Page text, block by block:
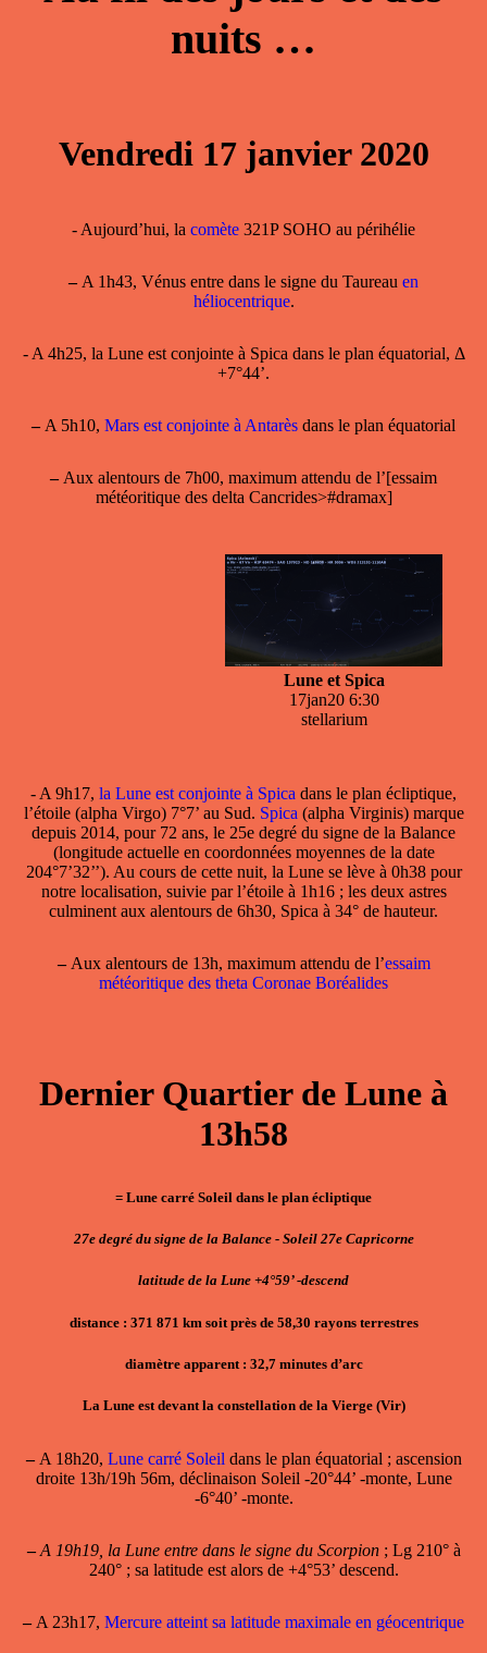
nuits …
Vendredi 17 janvier 2020
- Aujourd’hui, la comète 321P SOHO au périhélie
–A 1h43, Vénus entre dans le signe du Taureau en
héliocentrique.
- A 4h25, la Lune est conjointe à Spica dans le plan équatorial, Δ
+7°44’.
–A 5h10, Mars est conjointe à Antarès dans le plan équatorial
–Aux alentours de 7h00, maximum attendu de l’[essaim
météoritique des delta Cancrides>#dramax]
Lune et Spica
17jan20 6:30
stellarium
- A 9h17, la Lune est conjointe à Spica dans le plan écliptique,
l’étoile (alpha Virgo) 7°7’ au Sud. Spica (alpha Virginis) marque
depuis 2014, pour 72 ans, le 25e degré du signe de la Balance
(longitude actuelle en coordonnées moyennes de la date
204°7’32’’). Au cours de cette nuit, la Lune se lève à 0h38 pour
notre localisation, suivie par l’étoile à 1h16 ; les deux astres
culminent aux alentours de 6h30, Spica à 34° de hauteur.
–Aux alentours de 13h, maximum attendu de l’essaim
météoritique des theta Coronae Boréalides
Dernier Quartier de Lune à
13h58
= Lune carré Soleil dans le plan écliptique
27e degré du signe de la Balance - Soleil 27e Capricorne
latitude de la Lune +4°59’ -descend
distance : 371 871 km soit près de 58,30 rayons terrestres
diamètre apparent : 32,7 minutes d’arc
La Lune est devant la constellation de la Vierge (Vir)
–A 18h20, Lune carré Soleil dans le plan équatorial ; ascension
droite 13h/19h 56m, déclinaison Soleil -20°44’ -monte, Lune
-6°40’ -monte.
– A 19h19, la Lune entre dans le signe du Scorpion; Lg 210° à
240° ; sa latitude est alors de +4°53’ descend.
–A 23h17, Mercure atteint sa latitude maximale en géocentrique